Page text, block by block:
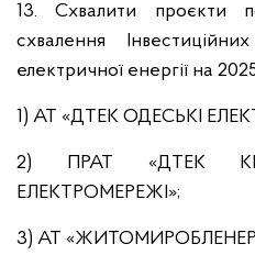
13. Схвалити проєкти
схвалення
електричної енергії на
1) АТ «ДТЕК ОДЕСЬКІ
2) ПРАТ «ДТЕК
ЕЛЕКТРОМЕРЕЖІ»;
3) АТ